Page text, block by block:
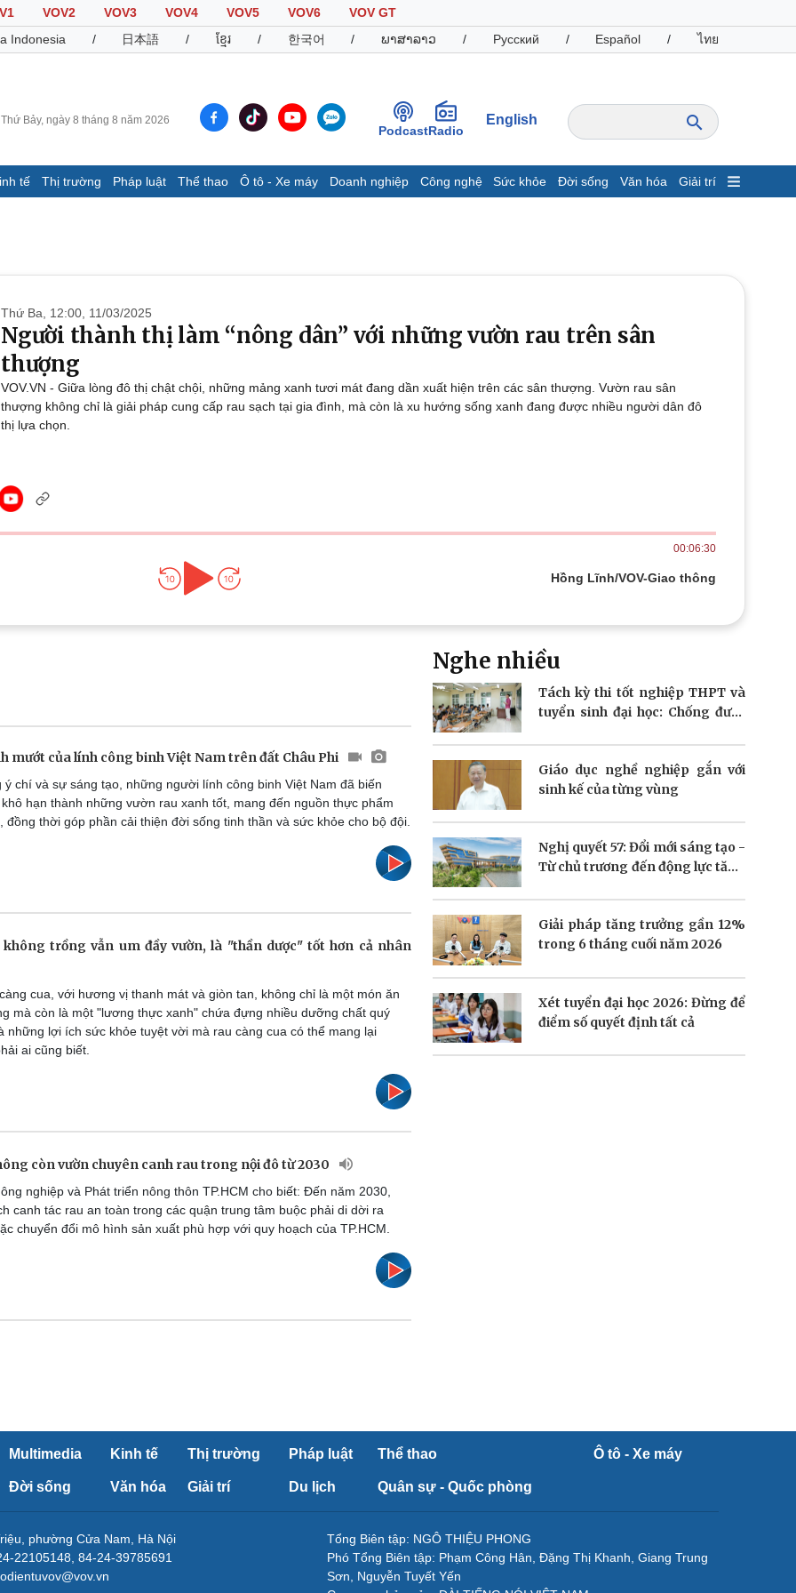
VOV2 VOV3 VOV4 VOV5 VOV6
VOV GT
Indonesia / 日本語 / ខ្មែរ / 한국어 / ພາສາລາວ / Русский / Español / ไทย
Thứ Bảy, ngày 8 tháng 8 năm 2026
PodcastRadio
English
tế Thị trường Pháp luật Thể thao Ô tô - Xe máy Doanh nghiệp Công nghệ Sức khỏe Đời sống Văn hóa Giải trí
Hồ sơ
E-Magazine
Tỷ giá
Thể thao
Bóng đá
Lịch thi đấu bóng đá
Thế giới thể thao
Ô tô
Xe máy
Thông tin doanh nghiệp
Doanh nghiệp 24h
Sành điệu
Tin Công nghệ
Văn hóa
Văn học
Thời trang
Săn Tour
Đọc truyện đêm khuya
Kể chuyện cho bé
Thứ Ba, 12:00, 11/03/2025
Người thành thị làm “nông dân” với những vườn rau trên sân
thượng
VOV.VN - Giữa lòng đô thị chật chội, những mảng xanh tươi mát đang dần xuất hiện trên các sân thượng. Vườn rau sân
thượng không chỉ là giải pháp cung cấp rau sạch tại gia đình, mà còn là xu hướng sống xanh đang được nhiều người dân đô
thị lựa chọn.
00:06:30
Hồng Lĩnh/VOV-Giao thông
mướt của lính công binh Việt Nam trên đất Châu Phi
ý chí và sự sáng tạo, những người lính công binh Việt Nam đã biến
hạn thành những vườn rau xanh tốt, mang đến nguồn thực phẩm
đồng thời góp phần cải thiện đời sống tinh thần và sức khỏe cho bộ đội.
không trồng vẫn um đầy vườn, là "thần dược" tốt hơn cả nhân
cua, với hương vị thanh mát và giòn tan, không chỉ là một món ăn
mà còn là một "lương thực xanh" chứa đựng nhiều dưỡng chất quý
những lợi ích sức khỏe tuyệt vời mà rau càng cua có thể mang lại
ai cũng biết.
còn vườn chuyên canh rau trong nội đô từ 2030
nghiệp và Phát triển nông thôn TP.HCM cho biết: Đến năm 2030,
canh tác rau an toàn trong các quận trung tâm buộc phải di dời ra
chuyển đổi mô hình sản xuất phù hợp với quy hoạch của TP.HCM.
Nghe nhiều
Tách kỳ thi tốt nghiệp THPT và
tuyển sinh đại học: Chống được
Giáo dục nghề nghiệp gắn với
sinh kế của từng vùng
Nghị quyết 57: Đổi mới sáng tạo -
Từ chủ trương đến động lực tăng
Giải pháp tăng trưởng gần 12%
trong 6 tháng cuối năm 2026
Xét tuyển đại học 2026: Đừng để
điểm số quyết định tất cả
Multimedia Kinh tế Thị trường Pháp luật Thể thao Ô tô - Xe máy
Đời sống Văn hóa Giải trí Du lịch Quân sự - Quốc phòng
phường Cửa Nam, Hà Nội
22105148, 84-24-39785691
Tổng Biên tập: NGÔ THIỆU PHONG
Phó Tổng Biên tập: Phạm Công Hân, Đặng Thị Khanh, Giang Trung
Sơn, Nguyễn Tuyết Yến